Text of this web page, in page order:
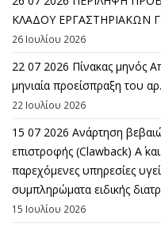
ΚΛΑΔΟΥ ΕΡΓΑΣΤΗΡΙΑΚΩΝ
26 Ιουλίου 2026
22 07 2026 Πίνακας μηνός
μηνιαία προείσπραξη του
22 Ιουλίου 2026
15 07 2026 Ανάρτηση
επιστροφής (Clawback) A΄
παρεχόμενες υπηρεσίες
συμπληρώματα ειδικής
15 Ιουλίου 2026